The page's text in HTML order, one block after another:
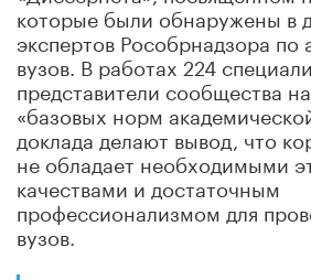
которые были обнаружены в
экспертов Рособрнадзора по
вузов. В работах 224
представители сообщества
«базовых норм
доклада делают вывод, что
не обладает необходимыми
качествами и достаточным
профессионализмом для
вузов.